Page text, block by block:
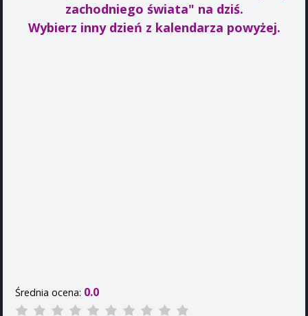
zachodniego świata" na dziś.
Wybierz inny dzień z kalendarza powyżej.
Średnia ocena: 0.0